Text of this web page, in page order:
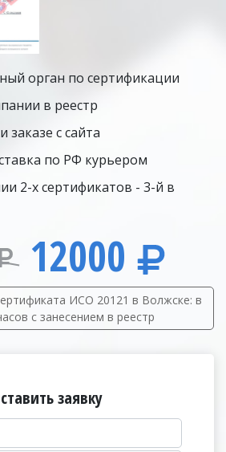
орган по сертификации
в реестр
заказе с сайта
по РФ курьером
2-х сертификатов - 3-й в
12000
ИСО 20121 в Волжске: в
с занесением в реестр
заявку